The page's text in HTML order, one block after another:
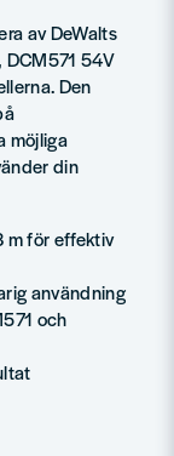
av DeWalts
DCM571 54V
Den
möjliga
din
m för effektiv
användning
och